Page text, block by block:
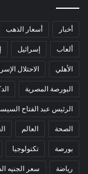
أخبار أسعار الذهب
ألعاب إسرائيل
الأهلي الاحتلال
البورصة المصرية
الرئيس عبد الفتاح
الصحة العالم
بورصة تكنولوجيا
رياضة سعر الجنيه